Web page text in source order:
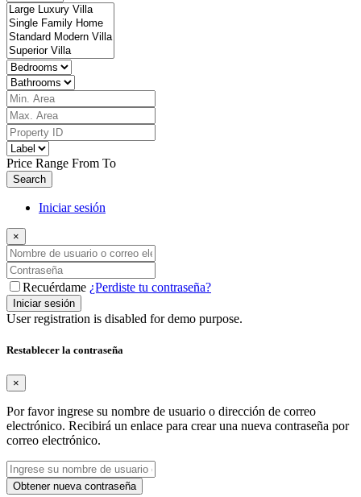
Price Range From To
Search
Iniciar sesión
×
Recuérdame ¿Perdiste tu contraseña?
Iniciar sesión
User registration is disabled for demo purpose.
Restablecer la contraseña
×
Por favor ingrese su nombre de usuario o dirección de correo
electrónico. Recibirá un enlace para crear una nueva contraseña por
correo electrónico.
Obtener nueva contraseña